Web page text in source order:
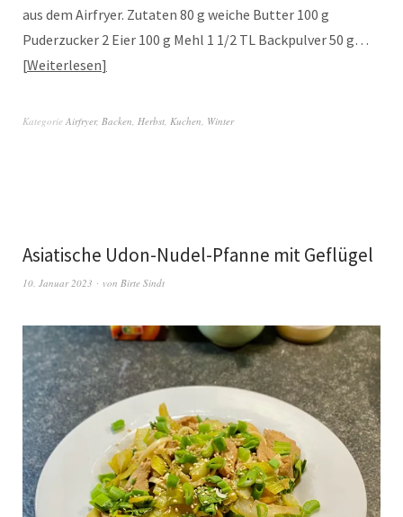
aus dem Airfryer. Zutaten 80 g weiche Butter 100 g
Puderzucker 2 Eier 100 g Mehl 1 1/2 TL Backpulver 50 g…
Weiterlesen
Kategorie Airfryer, Backen, Herbst, Kuchen, Winter
Asiatische Udon-Nudel-Pfanne mit Geflügel
10. Januar 2023 von Birte Sindt